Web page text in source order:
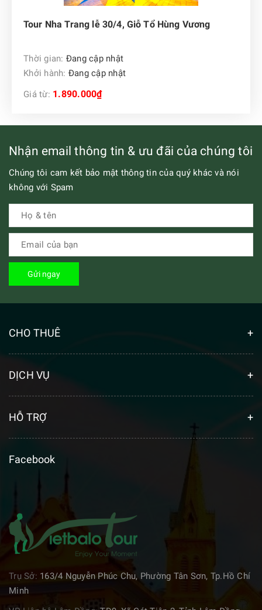
Tour Nha Trang lễ 30/4, Giỗ Tổ Hùng Vương
Thời gian: Đang cập nhật
Khởi hành: Đang cập nhật
Giá từ: 1.890.000₫
Nhận email thông tin & ưu đãi của chúng tôi
Chúng tôi cam kết bảo mật thông tin của quý khác và nói
không với Spam
Gửi ngay
CHO THUÊ
DỊCH VỤ
HỖ TRỢ
Facebook
Trụ Sở: 163/4 Nguyễn Phúc Chu, Phường Tân Sơn, Tp.Hồ Chí
Minh